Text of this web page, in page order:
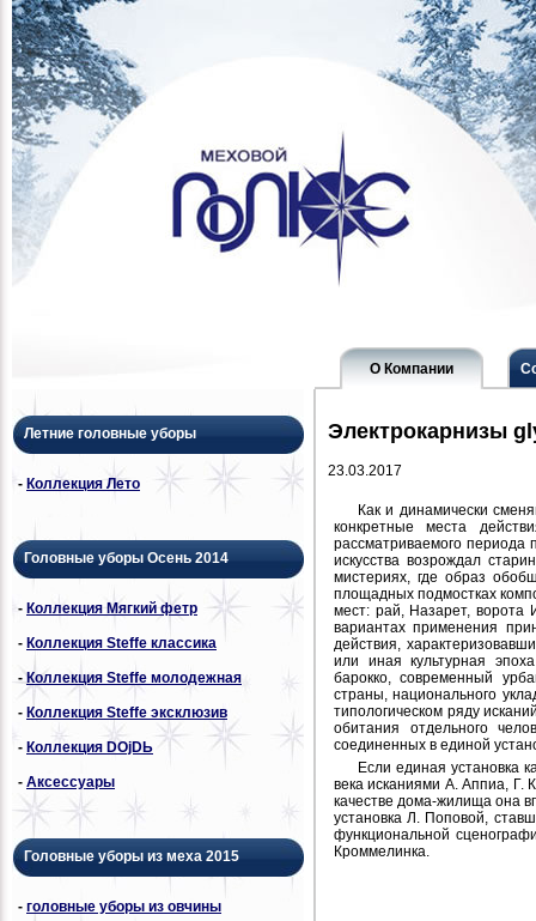
О Компании
Летние головные уборы
- Коллекция Лето
Головные уборы Осень 2014
- Коллекция Мягкий фетр
- Коллекция Steffe классика
-Коллекция Steffe молодежная
- Коллекция Steffe эксклюзив
- Коллекция DОjDЬ
- Аксессуары
Головные уборы из меха 2015
- головные уборы из овчины
Электрокарнизы
23.03.2017
Как и динамически
конкретные места
рассматриваемого периода
искусства возрождал
мистериях, где образ
площадных подмостках
мест: рай, Назарет, ворота
вариантах применения
действия,
или иная культурная
барокко, современный
страны, национального
типологическом ряду
обитания отдельного
соединенных в единой
Если единая установка
века исканиями А. Аппиа, Г.
качестве дома-жилища она
установка Л. Поповой,
функциональной
Кроммелинка.